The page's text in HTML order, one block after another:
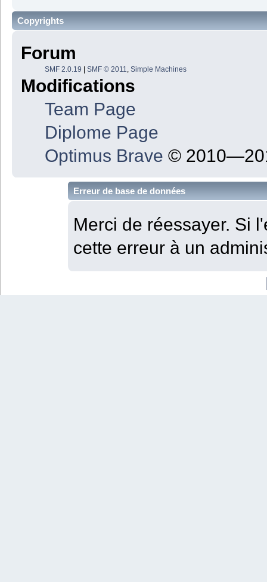
Copyrights
Forum
SMF 2.0.19 | SMF © 2011 Simple Machines
Modifications
Team Page
Diplome Page
Optimus Brave ©
Erreur de base de données
Merci de réessayer. Si
cette erreur à un